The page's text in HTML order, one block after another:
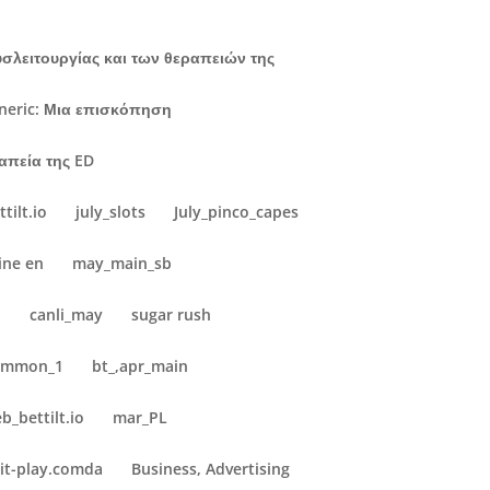
και των θεραπειών της
Μια επισκόπηση
της ED
july_slots July_pinco_capes
en may_main_sb
canli_may sugar rush
bt_,apr_main
mar_PL
play.comda Business, Advertising